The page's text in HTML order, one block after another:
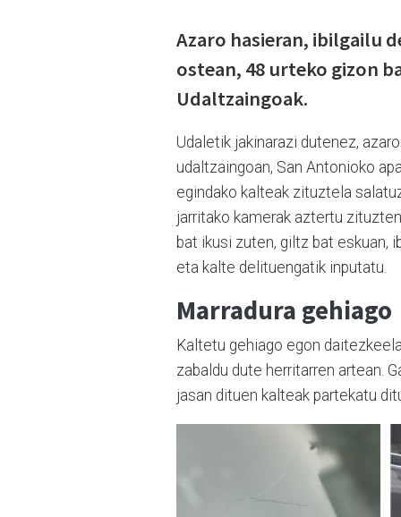
Azaro hasieran, ibilgailu
ostean, 48 urteko gizon
Udaltzaingoak.
Udaletik jakinarazi dutenez,
udaltzaingoan, San Antonioko
egindako kalteak zituztela
jarritako kamerak aztertu
bat ikusi zuten, giltz bat eskuan,
eta kalte delituengatik inputatu.
Marradura gehiago
Kaltetu gehiago egon
zabaldu dute herritarren artean.
jasan dituen kalteak partekatu